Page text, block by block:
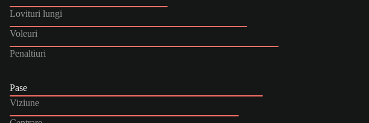
Lovituri lungi
Voleuri
Penaltiuri
Pase
Viziune